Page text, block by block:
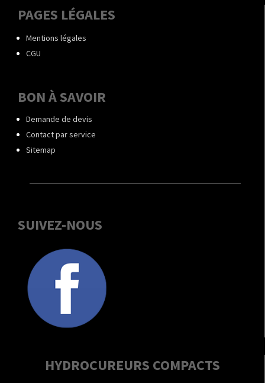
PAGES LÉGALES
Mentions légales
CGU
BON À SAVOIR
Demande de devis
Contact par service
Sitemap
SUIVEZ-NOUS
HYDROCUREURS COMPACTS